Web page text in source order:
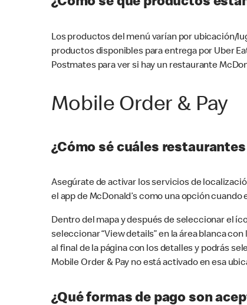
Los productos del menú varían por ubicación/
productos disponibles para entrega por Uber
Postmates para ver si hay un restaurante
Mobile Order & Pay
¿Cómo sé cuáles
Asegúrate de activar los servicios de
el app de McDonald’s como una opción
Dentro del mapa y después de seleccionar el
seleccionar “View details” en la área blanca
al final de la página con los detalles y podrás
Mobile Order & Pay no está activado en esa
¿Qué formas de pago son